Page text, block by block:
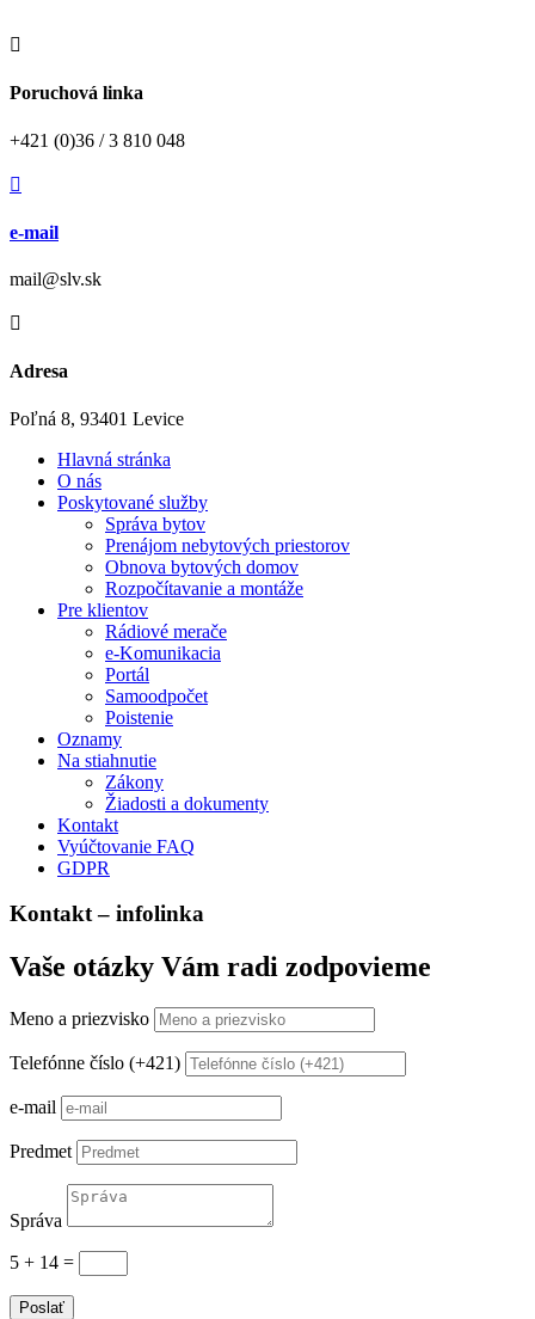

Poruchová linka
+421 (0)36 / 3 810 048

e-mail
mail@slv.sk

Adresa
Poľná 8, 93401 Levice
Hlavná stránka
O nás
Poskytované služby
Správa bytov
Prenájom nebytových priestorov
Obnova bytových domov
Rozpočítavanie a montáže
Pre klientov
Rádiové merače
e-Komunikacia
Portál
Samoodpočet
Poistenie
Oznamy
Na stiahnutie
Zákony
Žiadosti a dokumenty
Kontakt
Vyúčtovanie FAQ
GDPR
Kontakt – infolinka
Vaše otázky Vám radi zodpovieme
Meno a priezvisko
Telefónne číslo (+421)
e-mail
Predmet
Správa
5 + 14 =
Poslať